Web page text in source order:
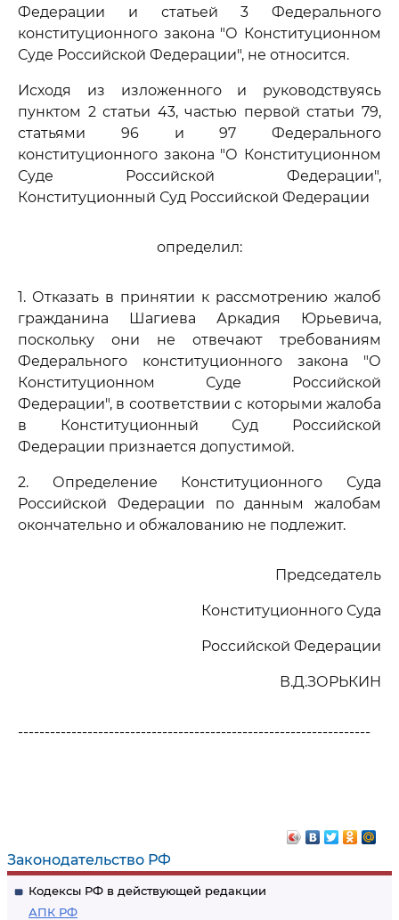
Законодательство РФ
Кодексы РФ в действующей редакции
АПК РФ
Федерации и статьей 3 Федерального
конституционного закона "О Конституционном
Суде Российской Федерации", не относится.
Исходя из изложенного и руководствуясь
пунктом 2 статьи 43, частью первой статьи 79,
статьями 96 и 97 Федерального
конституционного закона "О Конституционном
Суде Российской Федерации",
Конституционный Суд Российской Федерации
определил:
1. Отказать в принятии к рассмотрению жалоб
гражданина Шагиева Аркадия Юрьевича,
поскольку они не отвечают требованиям
Федерального конституционного закона "О
Конституционном Суде Российской
Федерации", в соответствии с которыми жалоба
в Конституционный Суд Российской
Федерации признается допустимой.
2. Определение Конституционного Суда
Российской Федерации по данным жалобам
окончательно и обжалованию не подлежит.
Председатель
Конституционного Суда
Российской Федерации
В.Д.ЗОРЬКИН
------------------------------------------------------------------